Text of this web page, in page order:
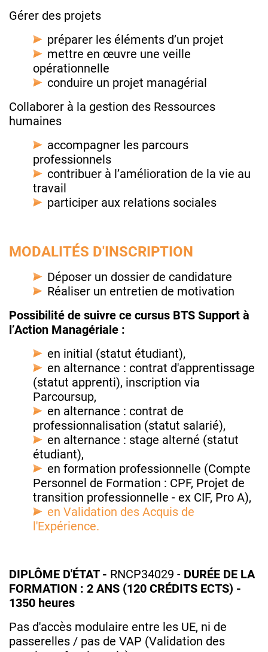
Gérer des projets
préparer les éléments d’un projet
mettre en œuvre une veille
opérationnelle
conduire un projet managérial
Collaborer à la gestion des Ressources
humaines
accompagner les parcours
professionnels
contribuer à l’amélioration de la vie au
travail
participer aux relations sociales
MODALITÉS D'INSCRIPTION
Déposer un dossier de candidature
Réaliser un entretien de motivation
Possibilité de suivre ce cursus BTS Support à
l’Action Managériale :
en initial (statut étudiant),
en alternance : contrat d'apprentissage
(statut apprenti), inscription via
Parcoursup,
en alternance : contrat de
professionnalisation (statut salarié),
en alternance : stage alterné (statut
étudiant),
en formation professionnelle (Compte
Personnel de Formation : CPF, Projet de
transition professionnelle - ex CIF, Pro A),
en Validation des Acquis de
l'Expérience.
DIPLÔME D'ÉTAT - RNCP34029 - DURÉE DE LA
FORMATION : 2 ANS (120 CRÉDITS ECTS) -
1350 heures
Pas d'accès modulaire entre les UE, ni de
passerelles / pas de VAP (Validation des